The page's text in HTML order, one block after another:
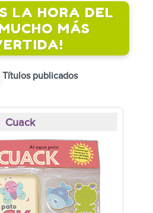
LA HORA DEL
MÁS
Títulos publicados
Cuack